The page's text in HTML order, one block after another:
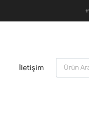
İletişim
Ürün